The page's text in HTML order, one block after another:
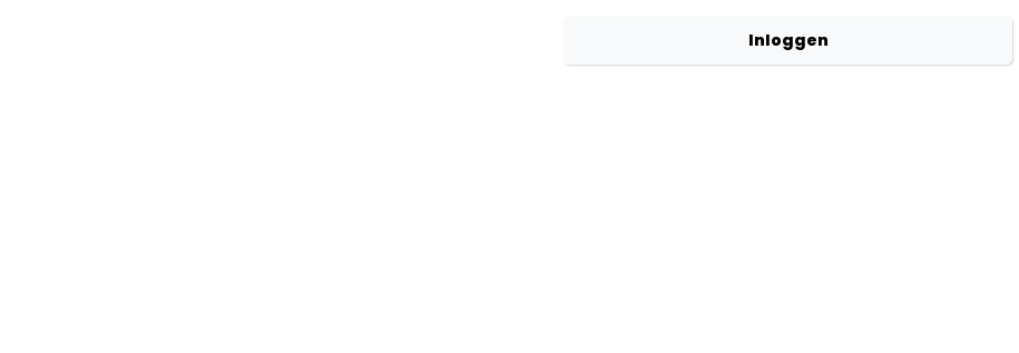
Inloggen